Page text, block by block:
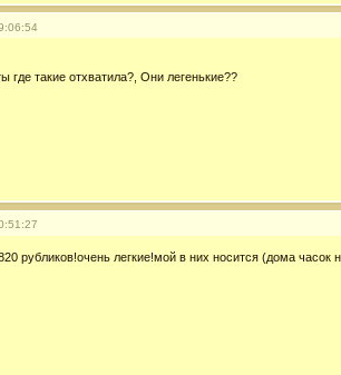
где такие отхватила?, Они легенькие??
рубликов!очень легкие!мой в них носится (дома часок